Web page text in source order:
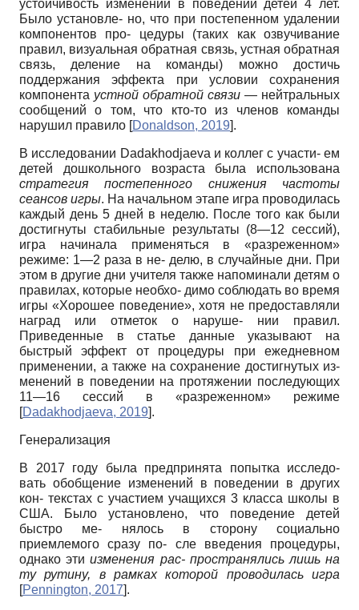
устойчивость изменений в поведении детей 4 лет.
Было установле- но, что при постепенном удалении
компонентов про- цедуры (таких как озвучивание
правил, визуальная обратная связь, устная обратная
связь, деление на команды) можно достичь
поддержания эффекта при условии сохранения
компонента устной обратной связи — нейтральных
сообщений о том, что кто-то из членов команды
нарушил правило [Donaldson, 2019].
В исследовании Dadakhodjаeva и коллег с участи- ем
детей дошкольного возраста была использована
стратегия постепенного снижения частоты
сеансов игры. На начальном этапе игра проводилась
каждый день 5 дней в неделю. После того как были
достигнуты стабильные результаты (8—12 сессий),
игра начинала применяться в «разреженном»
режиме: 1—2 раза в не- делю, в случайные дни. При
этом в другие дни учителя также напоминали детям о
правилах, которые необхо- димо соблюдать во время
игры «Хорошее поведение», хотя не предоставляли
наград или отметок о наруше- нии правил.
Приведенные в статье данные указывают на
быстрый эффект от процедуры при ежедневном
применении, а также на сохранение достигнутых из-
менений в поведении на протяжении последующих
11—16 сессий в «разреженном» режиме
[Dadakhodjaeva, 2019].
Генерализация
В 2017 году была предпринята попытка исследо-
вать обобщение изменений в поведении в других
кон- текстах с участием учащихся 3 класса школы в
США. Было установлено, что поведение детей
быстро ме- нялось в сторону социально
приемлемого сразу по- сле введения процедуры,
однако этиизменения рас- пространялись лишь на
ту рутину, в рамках которой проводилась игра
[Pennington, 2017].